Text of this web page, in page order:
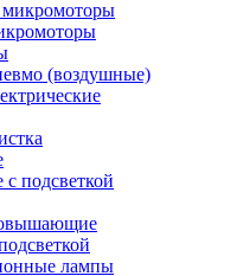
(воздушные)
подсветкой